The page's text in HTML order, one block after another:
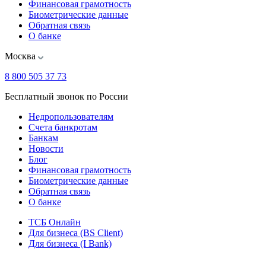
Финансовая грамотность
Биометрические данные
Обратная связь
О банке
Москва
8 800 505 37 73
Бесплатный звонок по России
Недропользователям
Счета банкротам
Банкам
Новости
Блог
Финансовая грамотность
Биометрические данные
Обратная связь
О банке
ТСБ Онлайн
Для бизнеса (BS Client)
Для бизнеса (I Bank)